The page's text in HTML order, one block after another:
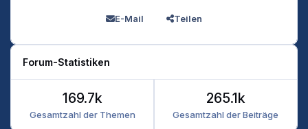
E-Mail Teilen
Forum-Statistiken
Gesamtzahl der Themen
169.7k
Gesamtzahl der Beiträge
265.1k